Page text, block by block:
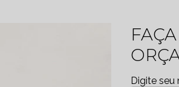
Digite seu